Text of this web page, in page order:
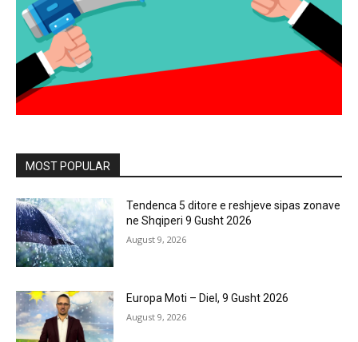
MOST POPULAR
Tendenca 5 ditore e reshjeve sipas zonave
ne Shqiperi 9 Gusht 2026
August 9, 2026
Europa Moti – Diel, 9 Gusht 2026
August 9, 2026